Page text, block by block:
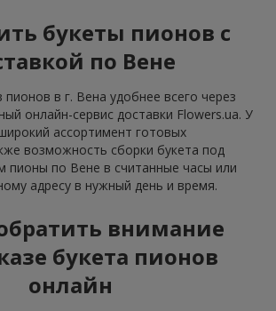
букеты пионов с
по Вене
пионов в г. Вена удобнее всего через
онлайн-сервис доставки Flowers.ua. У
ассортимент готовых
возможность сборки букета под
пионы по Вене в считанные часы или
адресу в нужный день и время.
внимание
букета пионов
онлайн